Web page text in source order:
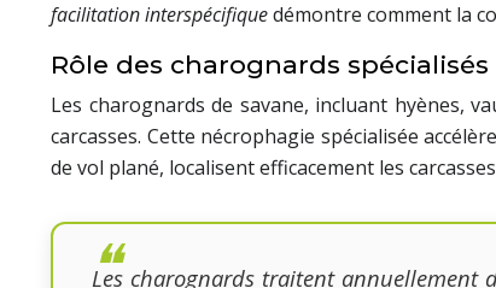
facilitation interspécifiquedémontre comment la
Rôle des charognards
Les charognards de savane, incluant hyènes,
carcasses. Cette nécrophagie spécialisée
de vol plané, localisent efficacement les
Les charognards traitent annuellement